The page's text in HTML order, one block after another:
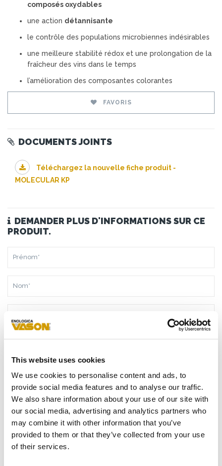
This website uses cookies
We use cookies to personalise content and ads, to
provide social media features and to analyse our traffic.
We also share information about your use of our site with
our social media, advertising and analytics partners who
may combine it with other information that you’ve
provided to them or that they’ve collected from your use
of their services.
composés oxydables
une action détannisante
le contrôle des populations microbiennes indésirables
une meilleure stabilité rédox et une prolongation de la
fraîcheur des vins dans le temps
l’amélioration des composantes colorantes
FAVORIS
DOCUMENTS JOINTS
Téléchargez la nouvelle fiche produit -
MOLECULAR KP
DEMANDER PLUS D'INFORMATIONS SUR CE
PRODUIT.
SOCIALE*
PAYS*
E-
MESSAGE*